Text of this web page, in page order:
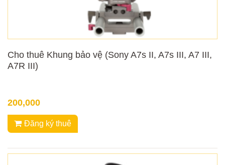
Cho thuê Khung bảo vệ (Sony A7s II, A7s III, A7 III,
A7R III)
200,000
Đăng ký thuê